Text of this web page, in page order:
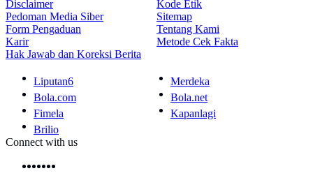
Disclaimer
Kode Etik
Pedoman Media Siber
Sitemap
Form Pengaduan
Tentang Kami
Karir
Metode Cek Fakta
Hak Jawab dan Koreksi Berita
Liputan6
Merdeka
Bola.com
Bola.net
Fimela
Kapanlagi
Brilio
Connect with us